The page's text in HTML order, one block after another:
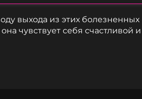
выхода из этих болезненных
чувствует себя счастливой и